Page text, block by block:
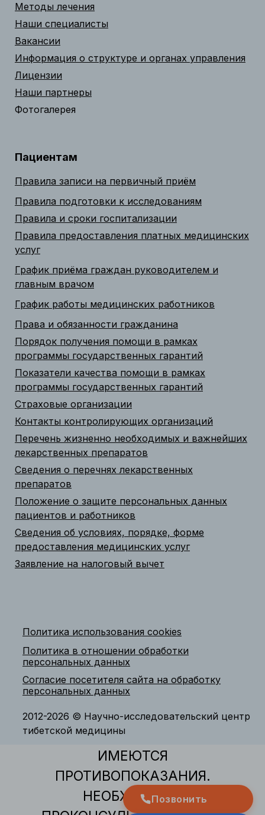
Методы лечения
Наши специалисты
Вакансии
Информация о структуре и органах управления
Лицензии
Наши партнеры
Фотогалерея
Пациентам
Правила записи на первичный приём
Правила подготовки к исследованиям
Правила и сроки госпитализации
Правила предоставления платных медицинских
услуг
График приёма граждан руководителем и
главным врачом
График работы медицинских работников
Права и обязанности гражданина
Порядок получения помощи в рамках
программы государственных гарантий
Показатели качества помощи в рамках
программы государственных гарантий
Страховые организации
Контакты контролирующих организаций
Перечень жизненно необходимых и важнейших
лекарственных препаратов
Сведения о перечнях лекарственных
препаратов
Положение о защите персональных данных
пациентов и работников
Сведения об условиях, порядке, форме
предоставления медицинских услуг
Заявление на налоговый вычет
ИМЕЮТСЯ
ПРОТИВОПОКАЗАНИЯ.
НЕОБХОДИМО
Политика использования cookies
Политика в отношении обработки
персональных данных
Согласие посетителя сайта на обработку
персональных данных
2012-2026 © Научно-исследовательский центр
тибетской медицины
Позвонить